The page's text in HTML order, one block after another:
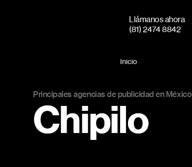
Llámanos ahora
(81) 2474 8842
Inicio
Principales agencias de publicidad en México
Chipilo
Chipilo